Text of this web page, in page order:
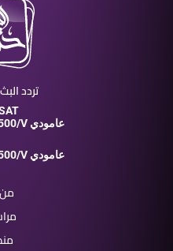
تردد
12688-27500/V عامودي
11555-27500/V عامودي